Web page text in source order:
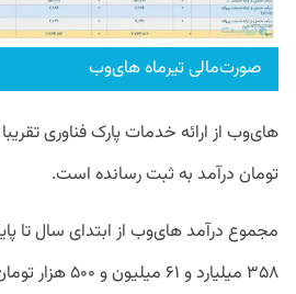
صورت‌مالی تیرماه های‌وب
تومان درآمد به ثبت رسانده است.
۳۵۸ میلیارد و ۶۱ میلیون و ۵۰۰ هزار تومان است.